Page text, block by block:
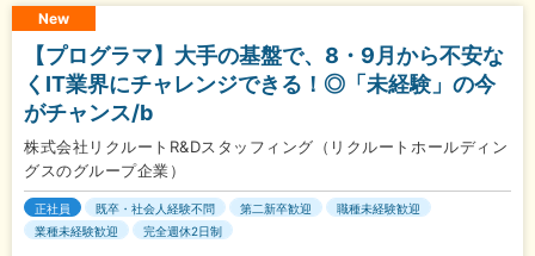
New
【プログラマ】大手の基盤で、8・9月から不安な
くIT業界にチャレンジできる！◎「未経験」の今
がチャンス/b
株式会社リクルートR&Dスタッフィング（リクルートホールディン
グスのグループ企業）
正社員 既卒・社会人経験不問 第二新卒歓迎
職種未経験歓迎
業種未経験歓迎
完全週休2日制